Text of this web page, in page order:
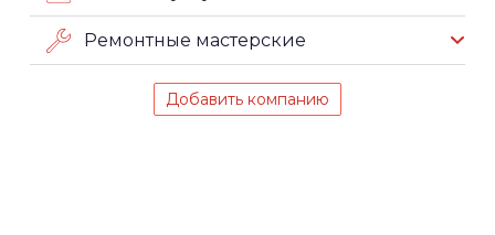
Ремонтные мастерские
Добавить компанию